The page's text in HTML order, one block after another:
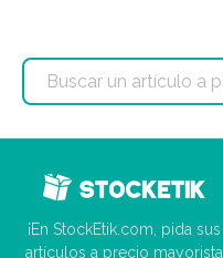
¡En StockEtik.com, pida sus
artículos a precio mayorista